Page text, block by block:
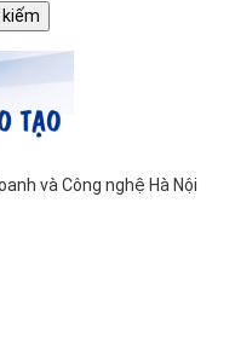
và Công nghệ Hà Nội